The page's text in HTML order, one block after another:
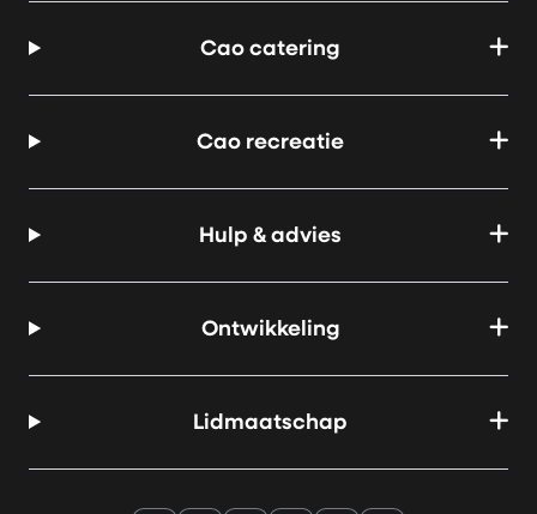
Cao catering
Cao recreatie
Hulp & advies
Ontwikkeling
Lidmaatschap